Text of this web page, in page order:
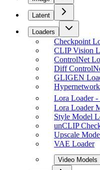
Latent
Loaders
Checkpoint
CLIP Vision
ControlNet
Diff
GLIGEN
Lora Loader
Lora Loader
Style Model
unCLIP
Upscale
VAE Loader
Video Models